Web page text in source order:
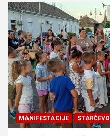
MANIFESTACIJE STARČEVO